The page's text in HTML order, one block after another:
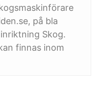
på bla
Skog.
finnas inom